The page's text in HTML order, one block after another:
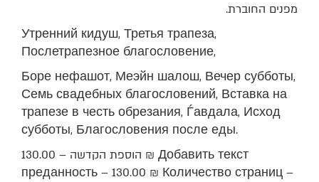
מפנים החוברת.
Утренний кидуш, Третья трапеза,
Послетрапезное благословение,
Боре нефашот, Меэйн шалош, Вечер субботы,
Семь свадебных благословений, Вставка на
трапезе в честь обрезания, Ѓавдала, Исход
субботы, Благословения после еды.
הוספת הקדשה – 130.00 ₪ Добавить текст
преданность – 130.00 ₪ Количество страниц –